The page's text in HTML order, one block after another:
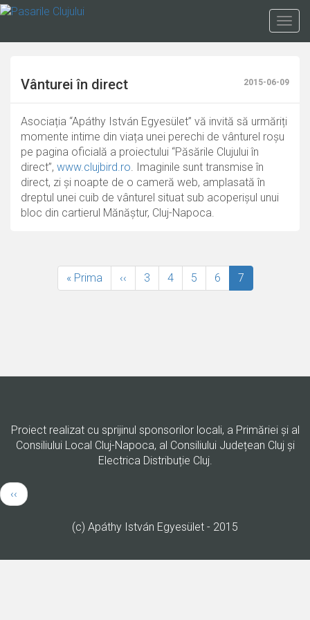
Mergi
Vânturei în direct 2015-06-09
Asociația “Apáthy István Egyesület” vă invită să urmăriți
momente intime din viața unei perechi de vânturel roșu
pe pagina oficială a proiectului “Păsările Clujului în
direct”, www.clujbird.ro. Imaginile sunt transmise în
direct, zi și noapte de o cameră web, amplasată în
dreptul unei cuib de vânturel situat sub acoperișul unui
bloc din cartierul Mănăștur, Cluj-Napoca.
Paginare
Prima
pagină
« Prima
Pagina
anterioară
‹‹ Page
3 Page
4 Page
5 Page
6
Pagina
curentă
7
Proiect realizat cu sprijinul sponsorilor locali, a Primăriei şi al
Consiliului Local Cluj-Napoca, al Consiliului Județean Cluj și
Electrica Distribuție Cluj.
Paginare
Pagina
anterioară
‹‹
(c) Apáthy István Egyesület - 2015